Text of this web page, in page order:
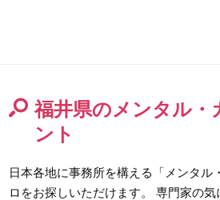
福井県のメンタル・
ント
日本各地に事務所を構える「メンタ
ロをお探しいただけます。 専門家の